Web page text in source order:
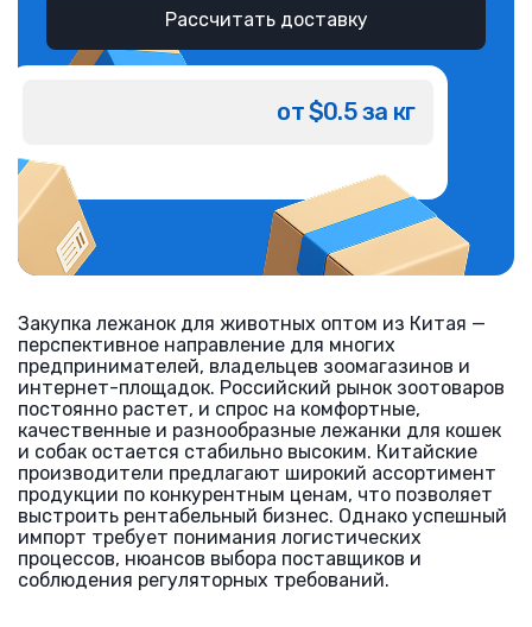
Рассчитать доставку
от $0.5 за кг
Закупка лежанок для животных оптом из Китая —
перспективное направление для многих
предпринимателей, владельцев зоомагазинов и
интернет-площадок. Российский рынок зоотоваров
постоянно растет, и спрос на комфортные,
качественные и разнообразные лежанки для кошек
и собак остается стабильно высоким. Китайские
производители предлагают широкий ассортимент
продукции по конкурентным ценам, что позволяет
выстроить рентабельный бизнес. Однако успешный
импорт требует понимания логистических
процессов, нюансов выбора поставщиков и
соблюдения регуляторных требований.